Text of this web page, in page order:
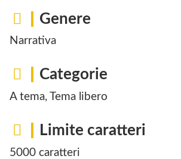
Genere
Narrativa
Categorie
A tema, Tema libero
Limite caratteri
5000 caratteri